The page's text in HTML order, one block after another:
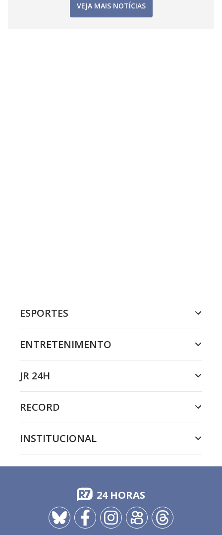
VEJA MAIS NOTÍCIAS
ESPORTES
ENTRETENIMENTO
JR 24H
RECORD
INSTITUCIONAL
24 HORAS